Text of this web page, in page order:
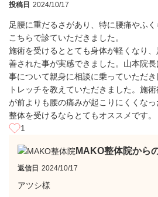
投稿日 2024/10/17
足腰に重だるさがあり、特に腰痛やふ
こちらで診ていただきました。
施術を受けるととても身体が軽くなり
善された事が実感できました。山本院
事について親身に相談に乗っていただ
トレッチを教えていただきました。施
が前よりも腰の痛みが起こりにくくな
整体を受けるならとてもオススメです。
1
MAKO整体院から
返信日 2024/10/17
アツシ様